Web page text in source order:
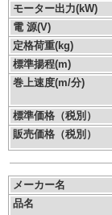
モーター出力(kW)
電 源(V)
定格荷重(kg)
標準揚程(m)
巻上速度(m/分)
標準価格（税別）
販売価格（税別）
メーカー名
品名